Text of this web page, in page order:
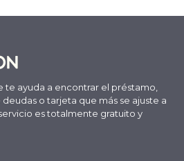
ayuda a encontrar el préstamo,
o tarjeta que más se ajuste a
es totalmente gratuito y